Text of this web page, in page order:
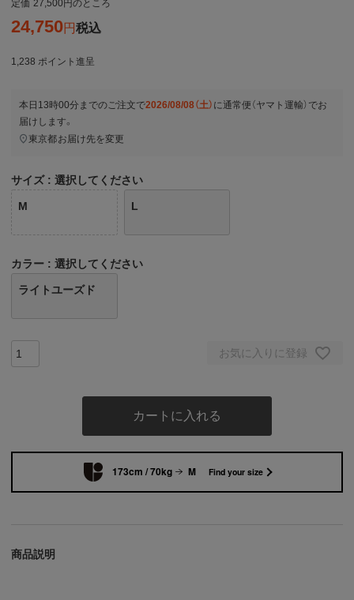
定価 27,500 のところ
24,750 税込
1,238 ポイント進呈
本日 13時00分 までのご注文で2026/08/08（土） に通常便（ヤマト運輸） でお
届けします。
東京都お届け先を変更
サイズ 選択してください
M L
カラー 選択してください
ライトユーズド
お気に入りに登録
カートに入れる
173cm / 70kg M Find your size
商品説明